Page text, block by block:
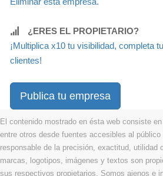
¿ERES EL PROPIETARIO?
¡Multiplica x10 tu visibilidad, completa
clientes!
Publica tu empresa
El contenido mostrado en ésta web consiste
entre otros desde fuentes accesibles al
responsable de la precisión, exactitud, utilidad
marcas, logotipos, imágenes y textos son
sus respectivos propietarios. Somos ajenos e